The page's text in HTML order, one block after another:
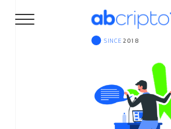
SINCE 2018